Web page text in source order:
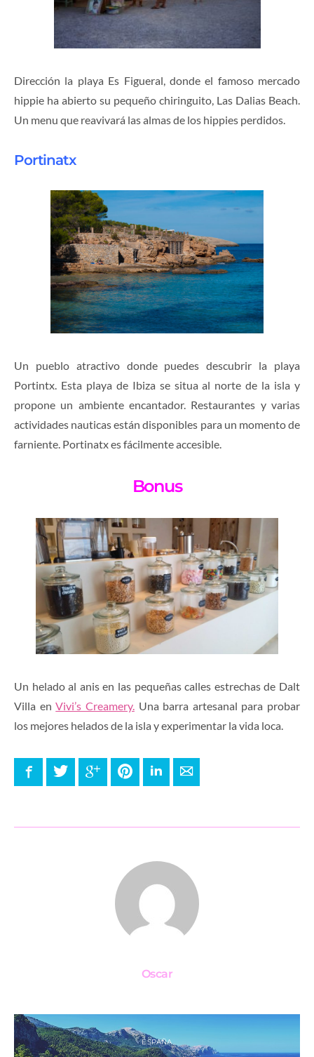
Dirección la playa Es Figueral, donde el famoso mercado
hippie ha abierto su pequeño chiringuito, Las Dalias Beach.
Un menu que reavivará las almas de los hippies perdidos.
Portinatx
Un pueblo atractivo donde puedes descubrir la playa
Portintx. Esta playa de Ibiza se situa al norte de la isla y
propone un ambiente encantador. Restaurantes y varias
actividades nauticas están disponibles para un momento de
farniente. Portinatx es fácilmente accesible.
Bonus
Un helado al anis en las pequeñas calles estrechas de Dalt
Villa enVivi’s Creamery.Una barra artesanal para probar
los mejores helados de la isla y experimentar la vida loca.
FacebookTwitter Google+ PinterestLinkedInE-mail
Oscar
ESPAÑA